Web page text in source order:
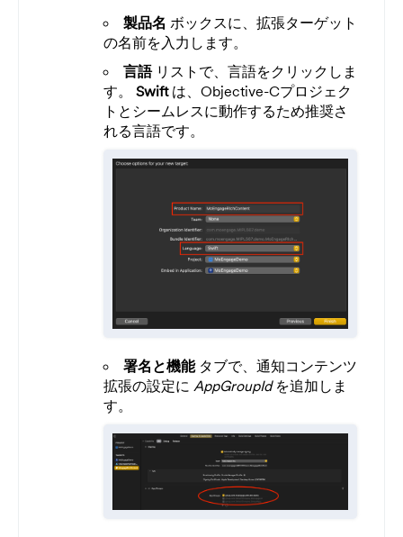
製品名 ボックスに、拡張ターゲット
の名前を入力します。
言語 リストで、言語をクリックしま
す。 Swift は、Objective-Cプロジェク
トとシームレスに動作するため推奨さ
れる言語です。
署名と機能 タブで、通知コンテンツ
拡張の設定に AppGroupId を追加しま
す。